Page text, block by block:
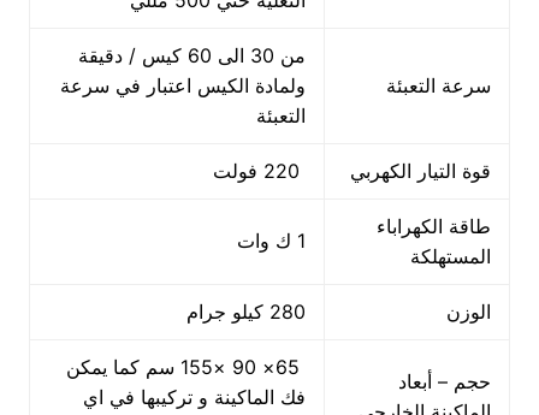
سرعة التعبئة
من 30 الى 60 كيس / دقيقة
ولمادة الكيس اعتبار في سرعة
التعبئة
قوة التيار الكهربي
طاقة الكهراباء
المستهلكة
1 ك وات
الوزن 280 كيلو جرام
حجم – أبعاد
65× 90 ×155 سم كما يمكن
فك الماكينة و تركيبها في اي